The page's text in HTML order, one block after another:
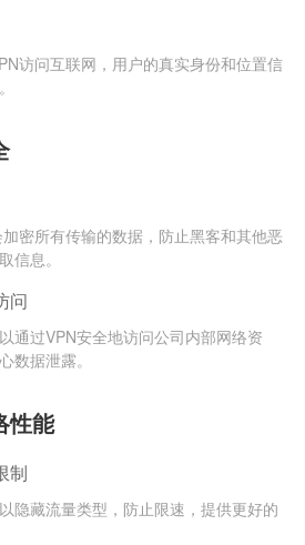
访问互联网，用户的真实身份和位置信
密所有传输的数据，防止黑客和其他恶
信息。
问
通过VPN安全地访问公司内部网络资
数据泄露。
性能
制
隐藏流量类型，防止限速，提供更好的